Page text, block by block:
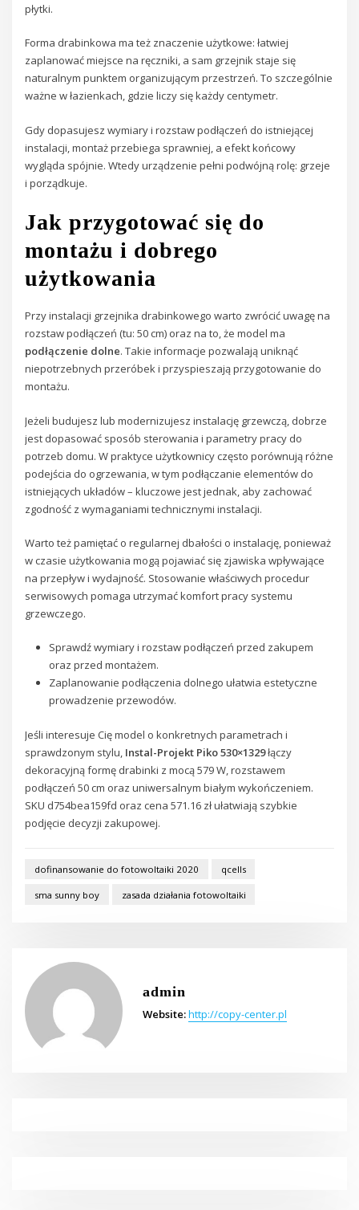
płytki.
Forma drabinkowa ma też znaczenie użytkowe: łatwiej
zaplanować miejsce na ręczniki, a sam grzejnik staje się
naturalnym punktem organizującym przestrzeń. To szczególnie
ważne w łazienkach, gdzie liczy się każdy centymetr.
Gdy dopasujesz wymiary i rozstaw podłączeń do istniejącej
instalacji, montaż przebiega sprawniej, a efekt końcowy
wygląda spójnie. Wtedy urządzenie pełni podwójną rolę: grzeje
i porządkuje.
Jak przygotować się do
montażu i dobrego
użytkowania
Przy instalacji grzejnika drabinkowego warto zwrócić uwagę na
rozstaw podłączeń (tu: 50 cm) oraz na to, że model ma
podłączenie dolne. Takie informacje pozwalają uniknąć
niepotrzebnych przeróbek i przyspieszają przygotowanie do
montażu.
Jeżeli budujesz lub modernizujesz instalację grzewczą, dobrze
jest dopasować sposób sterowania i parametry pracy do
potrzeb domu. W praktyce użytkownicy często porównują różne
podejścia do ogrzewania, w tym podłączanie elementów do
istniejących układów – kluczowe jest jednak, aby zachować
zgodność z wymaganiami technicznymi instalacji.
Warto też pamiętać o regularnej dbałości o instalację, ponieważ
w czasie użytkowania mogą pojawiać się zjawiska wpływające
na przepływ i wydajność. Stosowanie właściwych procedur
serwisowych pomaga utrzymać komfort pracy systemu
grzewczego.
Sprawdź wymiary i rozstaw podłączeń przed zakupem
oraz przed montażem.
Zaplanowanie podłączenia dolnego ułatwia estetyczne
prowadzenie przewodów.
Jeśli interesuje Cię model o konkretnych parametrach i
sprawdzonym stylu, Instal-Projekt Piko 530×1329łączy
dekoracyjną formę drabinki z mocą 579 W, rozstawem
podłączeń 50 cm oraz uniwersalnym białym wykończeniem.
SKU d754bea159fd oraz cena 571.16 zł ułatwiają szybkie
podjęcie decyzji zakupowej.
dofinansowanie do fotowoltaiki 2020 qcells
sma sunny boy zasada działania fotowoltaiki
admin
Website:http://copy-center.pl